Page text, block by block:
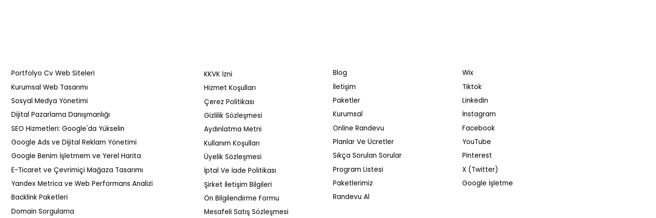
SEO Uyumlu Blog Yazısı
Yazmak İçin Adımlar
Google'da Üst Sıralara
Çıkmak İçin Uygulamanız
Gereken Yöntemler
Anahtar kelime
çakışmasını önleme
rehberi
Portfolyo Cv Web Siteleri
Kurumsal Web Tasarımı
Sosyal Medya Yönetimi
Dijital Pazarlama Danışmanlığı
SEO Hizmetleri: Google'da Yükselin
Google Ads ve Dijital Reklam Yönetimi
Google Benim İşletmem ve Yerel Harita
E-Ticaret ve Çevrimiçi Mağaza Tasarımı
Yandex Metrica ve Web Performans Analizi
Backlink Paketleri
Domain Sorgulama
KKVK İzni
Hizmet Koşulları
Çerez Politikası
Gizlilik Sözleşmesi
Aydınlatma Metni
Kullanım Koşulları
Üyelik Sözleşmesi
İptal Ve İade Politikası
Şirket İletişim Bilgileri
Ön Bilgilendirme Formu
Mesafeli Satış Sözleşmesi
Blog
İletişim
Paketler
Kurumsal
Online Randevu
Planlar Ve Ücretler
Sıkça Sorulan Sorular
Program Listesi
Paketlerimiz
Randevu Al
Wix
Tiktok
Linkedin
İnstagram
Facebook
YouTube
Pinterest
X (Twitter)
Google İşletme